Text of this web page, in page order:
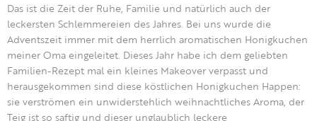
Das ist die Zeit der Ruhe, Familie und natürlich auch der
leckersten Schlemmereien des Jahres. Bei uns wurde die
Adventszeit immer mit dem herrlich aromatischen Honigkuchen
meiner Oma eingeleitet. Dieses Jahr habe ich dem geliebten
Familien-Rezept mal ein kleines Makeover verpasst und
herausgekommen sind diese köstlichen Honigkuchen Happen:
sie verströmen ein unwiderstehlich weihnachtliches Aroma, der
Teig ist so saftig und dieser unglaublich leckere